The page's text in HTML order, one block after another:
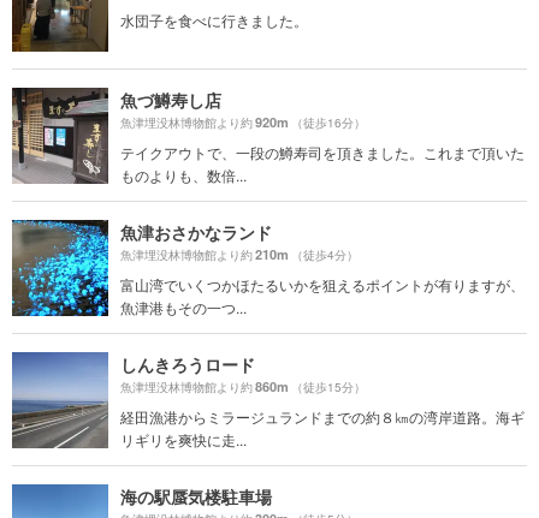
水団子を食べに行きました。
魚づ鱒寿し店
魚津埋没林博物館より約920m （徒歩16分）
テイクアウトで、一段の鱒寿司を頂きました。これまで頂いた
ものよりも、数倍...
魚津おさかなランド
魚津埋没林博物館より約210m （徒歩4分）
富山湾でいくつかほたるいかを狙えるポイントが有りますが、
魚津港もその一つ...
しんきろうロード
魚津埋没林博物館より約860m （徒歩15分）
経田漁港からミラージュランドまでの約８㎞の湾岸道路。海ギ
リギリを爽快に走...
海の駅蜃気楼駐車場